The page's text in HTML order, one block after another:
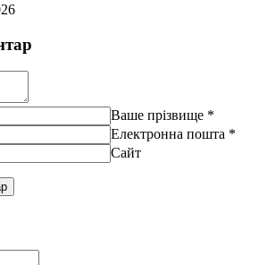
Ваше прізвище *
Електронна пошта *
Сайт